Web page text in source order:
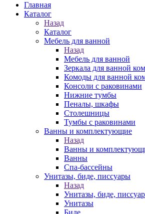
Главная
Каталог
Назад
Каталог
Мебель для ванной
Назад
Мебель для ванной
Зеркала для ванной
Комоды для ванной
Консоли с раковинами
Нижние тумбы
Пеналы, шкафы
Столешницы
Тумбы с раковинами
Ванны и комплектующие
Назад
Ванны и
Ванны
Спа-бассейны
Унитазы, биде, писсуары
Назад
Унитазы, биде,
Унитазы
Биде